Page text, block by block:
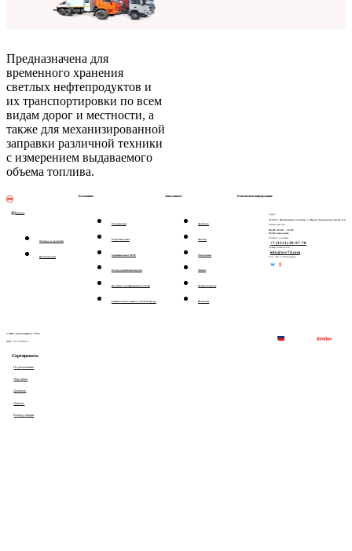
Предназначена для
временного хранения
светлых нефтепродуктов и
их транспортировки по всем
видам дорог и местности, а
также для механизированной
заправки различной техники
с измерением выдаваемого
объема топлива.
Каталог
Техника в наличии
Новые модели
Компания:
О компании
О производстве
Сертификаты и ОТТС
Благодарственные письма
Политика конфиденциальности
Специальная оценка условий труда
Заказчикам:
Доставка
Оплата
О гарантии
Лизинг
Частые вопросы
Контакты
Контактная информация:
Адрес:
456313, Челябинская область, г. Миасс, Тургоякское шоссе, 5/4
Режим работы:
Пн-Пт: 09:00 – 18:00
Сб-Вс: выходные
Телефон для связи:
+7 (3513) 28-97-70
Электронная почта:
info@asv74.com
Соц. сети и мессенджеры:
© ООО «АвтоСпецВан» 2026
ИНН: 7415090043
Сортировать
По умолчанию
Под заказ
Дешевле
Дороже
Размер скидки